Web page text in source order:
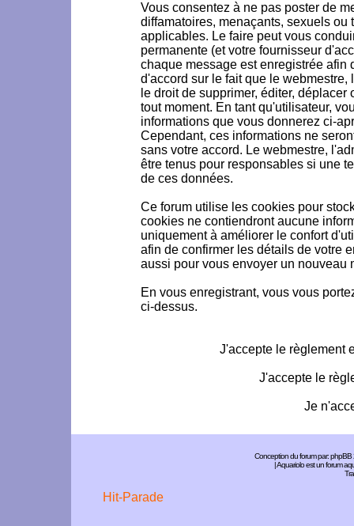
Vous consentez à ne pas poster de
diffamatoires, menaçants, sexuels
applicables. Le faire peut vous
permanente (et votre fournisseur
chaque message est enregistrée afin
d'accord sur le fait que le
le droit de supprimer, éditer,
tout moment. En tant qu'utilisateur,
informations que vous donnerez ci-
Cependant, ces informations ne
sans votre accord. Le webmestre,
être tenus pour responsables si une
de ces données.
Ce forum utilise les cookies pour
cookies ne contiendront aucune
uniquement à améliorer le confort
afin de confirmer les détails de votre
aussi pour vous envoyer un nouveau
En vous enregistrant, vous vous
ci-dessus.
J'accepte le règlement
J'accepte le
Je
Conception du forum par:phpBB
| Aquariolo est un forum